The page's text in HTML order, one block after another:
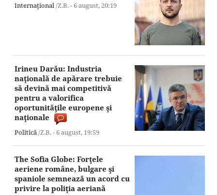
Internaţional /Z.B. -6 august, 20:19
Irineu Darău: Industria
naţională de apărare trebuie
să devină mai competitivă
pentru a valorifica
oportunităţile europene şi
naţionale
Politică /Z.B. -6 august, 19:59
The Sofia Globe: Forţele
aeriene române, bulgare şi
spaniole semnează un acord cu
privire la poliţia aeriană